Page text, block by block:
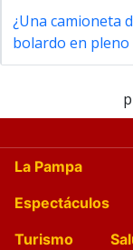
¿Una camioneta
bolardo en pleno
La Pampa
Espectáculos
Turismo